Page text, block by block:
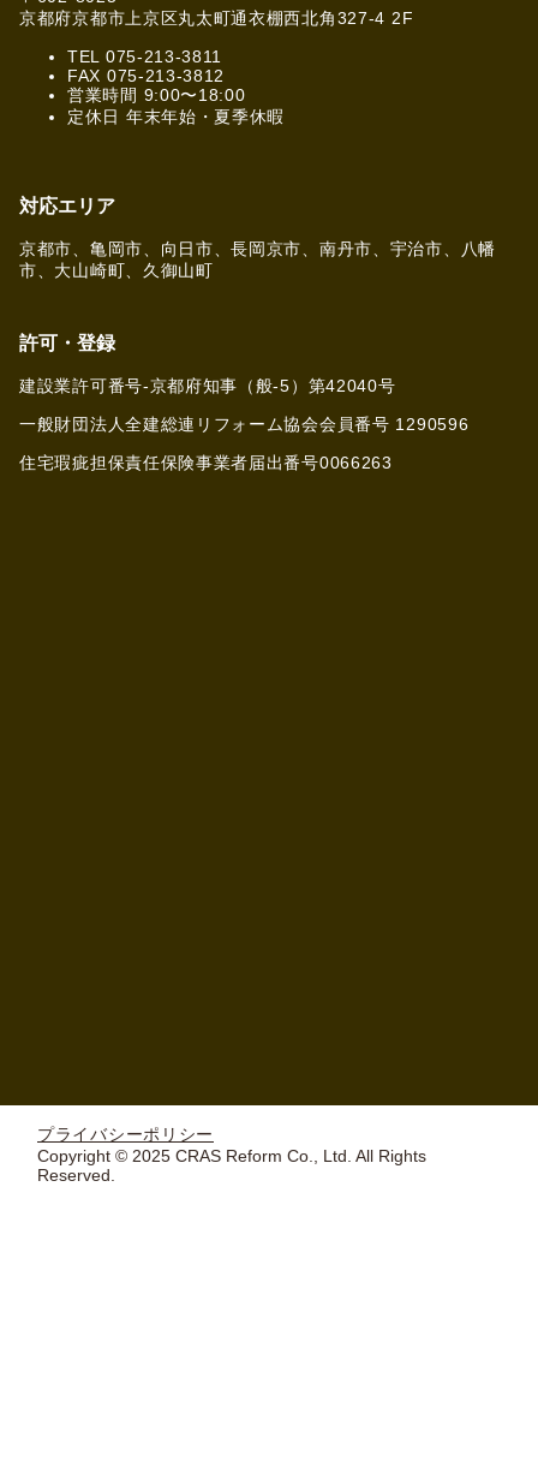
京都府京都市上京区丸太町通衣棚西北角327-4 2F
TEL 075-213-3811
FAX 075-213-3812
営業時間 9:00〜18:00
定休日 年末年始・夏季休暇
対応エリア
京都市、亀岡市、向日市、長岡京市、南丹市、宇治市、八幡
市、大山崎町、久御山町
許可・登録
建設業許可番号-京都府知事（般-5）第42040号
一般財団法人全建総連リフォーム協会会員番号 1290596
住宅瑕疵担保責任保険事業者届出番号0066263
プライバシーポリシー
Copyright © 2025 CRAS Reform Co., Ltd. All Rights
Reserved.